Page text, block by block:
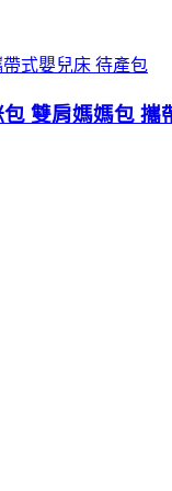
式嬰兒床 待產包
雙肩媽媽包 攜